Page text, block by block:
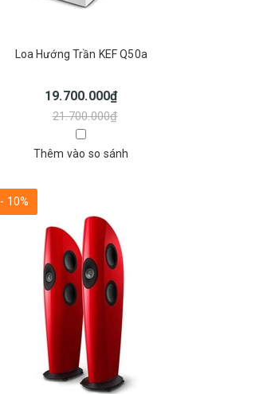
Loa Hướng Trần KEF Q50a
19.700.000₫
21.700.000₫
Thêm vào so sánh
- 10%